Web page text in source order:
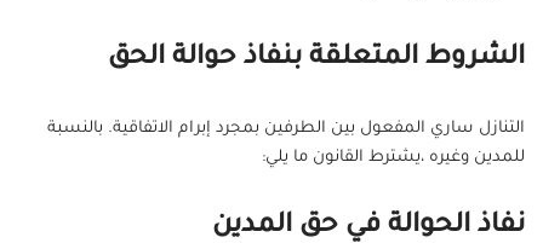
الشروط المتعلقة بنفاذ حوالة الحق
التنازل ساري المفعول بين الطرفين بمجرد إبرام الاتفاقية. بالنسبة
للمدين وغيره ،يشترط القانون ما يلي:
نفاذ الحوالة في حق المدين